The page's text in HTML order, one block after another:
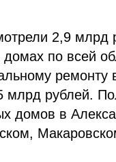
2,9 млрд
по всей
ремонту
млрд рублей.
домов в